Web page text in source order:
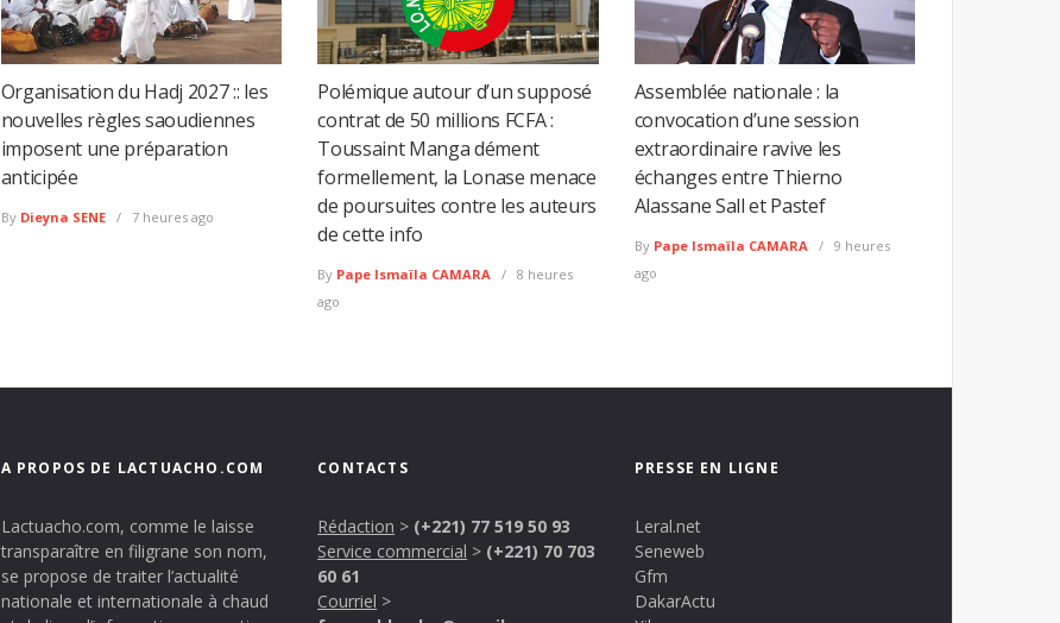
Organisation du Hadj 2027 :: les
nouvelles règles saoudiennes
imposent une préparation
anticipée
By Dieyna SENE 7 heures ago
Polémique autour d’un supposé
contrat de 50 millions FCFA :
Toussaint Manga dément
formellement, la Lonase menace
de poursuites contre les auteurs
de cette info
By Pape Ismaïla CAMARA
8 heures
ago
Assemblée nationale : la
convocation d’une session
extraordinaire ravive les
échanges entre Thierno
Alassane Sall et Pastef
By Pape Ismaïla CAMARA
9 heures
ago
A PROPOS DE LACTUACHO.COM
Lactuacho.com, comme le laisse
transparaître en filigrane son nom,
se propose de traiter l’actualité
nationale et internationale à chaud
CONTACTS
Rédaction > (+221) 77 519 50 93
Service commercial > (+221) 70 703
60 61
Courriel >
PRESSE EN LIGNE
Leral.net
Seneweb
Gfm
DakarActu